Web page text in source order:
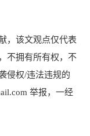
，该文观点仅代表
不拥有所有权，不
侵权/违法违规的
举报，一经